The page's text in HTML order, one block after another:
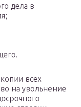
дела в
всех
на увольнение